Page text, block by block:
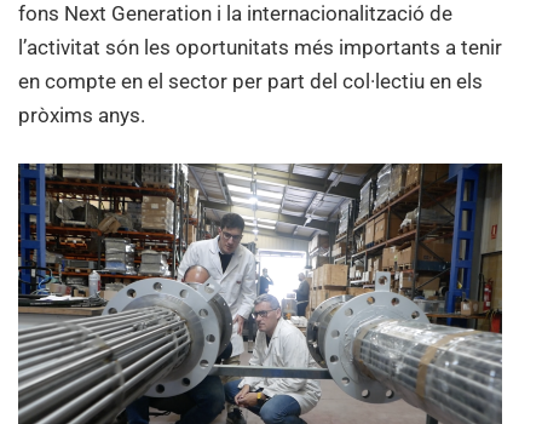
fons Next Generation i la internacionalització de
l’activitat són les oportunitats més importants a tenir
en compte en el sector per part del col·lectiu en els
pròxims anys.